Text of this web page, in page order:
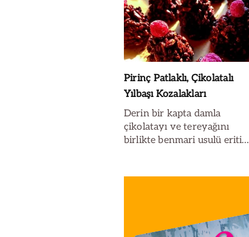
Pirinç Patlaklı, Çikolatalı
Yılbaşı Kozalakları
Derin bir kapta damla
çikolatayı ve tereyağını
birlikte benmari usulü eritin.